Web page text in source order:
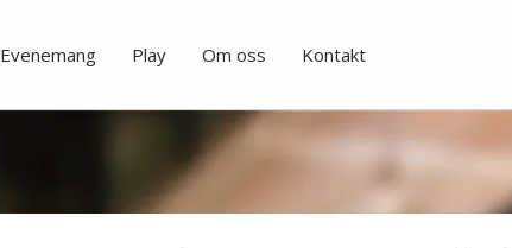
Evenemang Play Om oss Kontakt